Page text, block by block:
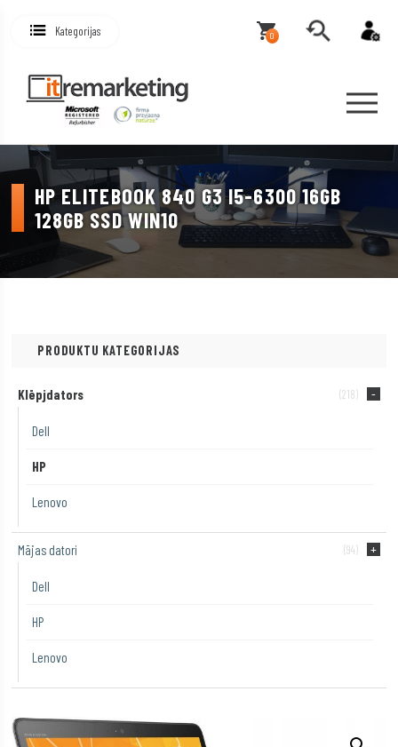
Kategorijas 0
HP ELITEBOOK 840 G3 I5-6300 16GB
128GB SSD WIN10
PRODUKTU KATEGORIJAS
Klēpjdators (218)
Dell
HP
Lenovo
Mājas datori (94)
Dell
HP
Lenovo